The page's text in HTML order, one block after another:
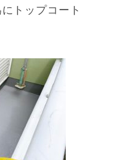
トップコート